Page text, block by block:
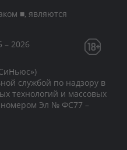
■, являются
2026
службой по надзору в
технологий и массовых
номером Эл № ФС77 –